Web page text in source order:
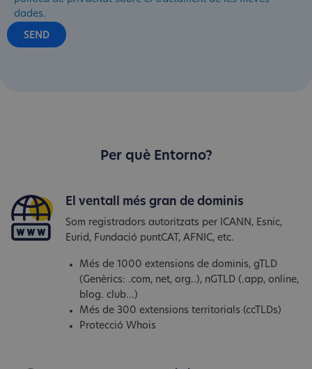
dades.
Per què Entorno?
El ventall més gran de dominis
Som registradors autoritzats per ICANN, Esnic,
Eurid, Fundació puntCAT, AFNIC, etc.
Més de 1000 extensions de dominis, gTLD
(Genèrics: .com, net, org..), nGTLD (.app, online,
blog. club...)
Més de 300 extensions territorials (ccTLDs)
Protecció Whois